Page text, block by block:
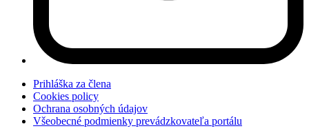
Prihláška za člena
Cookies policy
Ochrana osobných údajov
Všeobecné podmienky prevádzkovateľa portálu